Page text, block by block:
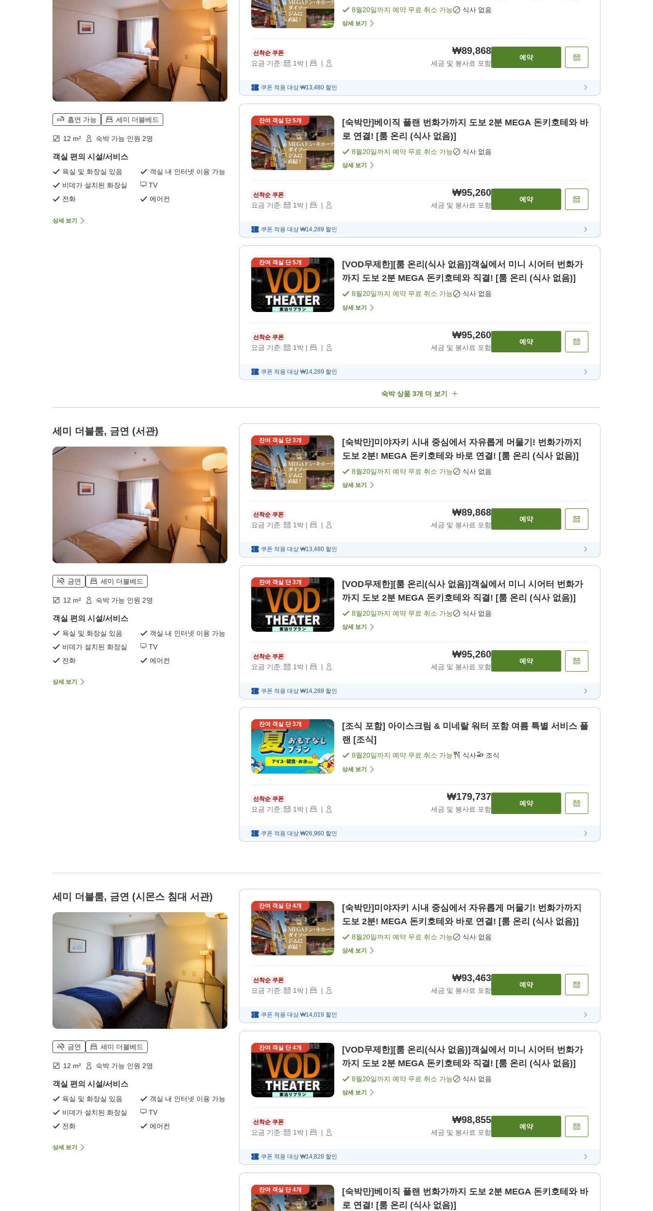
흡연 가능 세미 더블베드
12 m² 숙박 가능 인원 2명
객실 편의 시설/서비스
욕실 및 화장실 있음
객실 내 인터넷 이용 가능
비데가 설치된 화장실
TV
전화
에어컨
상세 보기
8월20일까지 예약 무료 취소 가능 식사 없음
상세 보기
선착순 쿠폰
요금 기준: 1박 | |
₩89,868
세금 및 봉사료 포함
예약
쿠폰 적용 대상 ₩13,480 할인
잔여 객실 단5개
[숙박만]베이직 플랜 번화가까지 도보 2분 MEGA 돈키호테와 바
로 연결! [룸 온리 (식사 없음)]
8월20일까지 예약 무료 취소 가능 식사 없음
상세 보기
선착순 쿠폰
요금 기준: 1박 | |
₩95,260
세금 및 봉사료 포함
예약
쿠폰 적용 대상 ₩14,289 할인
잔여 객실 단5개
[VOD무제한][룸 온리(식사 없음)]객실에서 미니 시어터 번화가
까지 도보 2분 MEGA 돈키호테와 직결! [룸 온리 (식사 없음)]
8월20일까지 예약 무료 취소 가능 식사 없음
상세 보기
선착순 쿠폰
요금 기준: 1 박 | |
₩95,260
세금 및 봉사료 포함
예약
쿠폰 적용 대상 ₩14,289 할인
숙박 상품 3개 더 보기
세미 더블룸, 금연 (서관)
금연 세미 더블베드
12 m² 숙박 가능 인원 2명
객실 편의 시설/서비스
욕실 및 화장실 있음
객실 내 인터넷 이용 가능
비데가 설치된 화장실
TV
전화
에어컨
상세 보기
잔여 객실 단3개
[숙박만]미야자키 시내 중심에서 자유롭게 머물기! 번화가까지
도보 2분! MEGA 돈키호테와 바로 연결! [룸 온리 (식사 없음)]
8월20일까지 예약 무료 취소 가능 식사 없음
상세 보기
선착순 쿠폰
요금 기준: 1 박 | |
₩89,868
세금 및 봉사료 포함
예약
쿠폰 적용 대상 ₩13,480 할인
잔여 객실 단3개
[VOD무제한][룸 온리(식사 없음)]객실에서 미니 시어터 번화가
까지 도보 2분 MEGA 돈키호테와 직결! [룸 온리 (식사 없음)]
8월20일까지 예약 무료 취소 가능 식사 없음
상세 보기
선착순 쿠폰
요금 기준: 1 박 | |
₩95,260
세금 및 봉사료 포함
예약
쿠폰 적용 대상 ₩14,289 할인
잔여 객실 단3개
[조식 포함] 아이스크림 & 미네랄 워터 포함 여름 특별 서비스 플
랜 [조식]
8월20일까지 예약 무료 취소 가능 식사 조식
상세 보기
선착순 쿠폰
요금 기준: 1 박 | |
₩179,737
세금 및 봉사료 포함
예약
쿠폰 적용 대상 ₩26,960 할인
세미 더블룸, 금연 (시몬스 침대 서관)
금연 세미 더블베드
12 m² 숙박 가능 인원 2명
객실 편의 시설/서비스
욕실 및 화장실 있음
객실 내 인터넷 이용 가능
비데가 설치된 화장실
TV
전화
에어컨
상세 보기
잔여 객실 단4개
[숙박만]미야자키 시내 중심에서 자유롭게 머물기! 번화가까지
도보 2분! MEGA 돈키호테와 바로 연결! [룸 온리 (식사 없음)]
8월20일까지 예약 무료 취소 가능 식사 없음
상세 보기
선착순 쿠폰
요금 기준: 1 박 | |
₩93,463
세금 및 봉사료 포함
예약
쿠폰 적용 대상 ₩14,019 할인
잔여 객실 단4개
[VOD무제한][룸 온리(식사 없음)]객실에서 미니 시어터 번화가
까지 도보 2분 MEGA 돈키호테와 직결! [룸 온리 (식사 없음)]
8월20일까지 예약 무료 취소 가능 식사 없음
상세 보기
선착순 쿠폰
요금 기준: 1 박 | |
₩98,855
세금 및 봉사료 포함
예약
쿠폰 적용 대상 ₩14,828 할인
잔여 객실 단4개
[숙박만]베이직 플랜 번화가까지 도보 2분 MEGA 돈키호테와 바
로 연결! [룸 온리 (식사 없음)]